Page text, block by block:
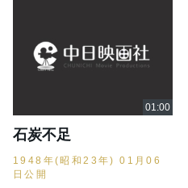
石炭不足
1948年(昭和23年) 01月06
日公開